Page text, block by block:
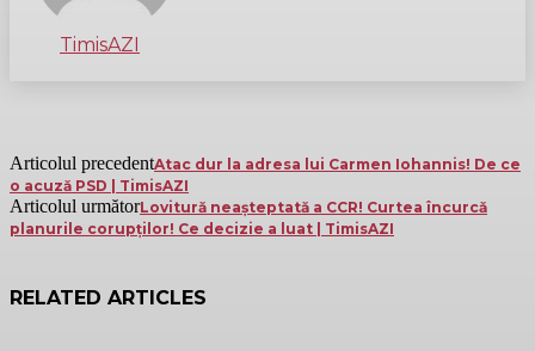
TimisAZI
Articolul precedentAtac dur la adresa lui Carmen Iohannis! De ce
o acuză PSD | TimisAZI
Articolul următorLovitură neașteptată a CCR! Curtea încurcă
planurile corupților! Ce decizie a luat | TimisAZI
RELATED ARTICLES